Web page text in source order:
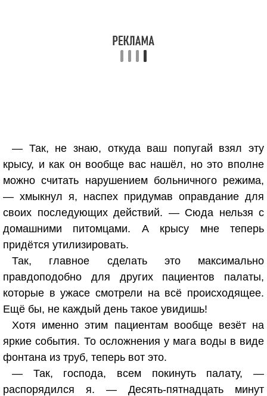
— Так, не знаю, откуда ваш попугай взял эту
крысу, и как он вообще вас нашёл, но это вполне
можно считать нарушением больничного режима,
— хмыкнул я, наспех придумав оправдание для
своих последующих действий. — Сюда нельзя с
домашними питомцами. А крысу мне теперь
придётся утилизировать.
Так, главное сделать это максимально
правдоподобно для других пациентов палаты,
которые в ужасе смотрели на всё происходящее.
Ещё бы, не каждый день такое увидишь!
Хотя именно этим пациентам вообще везёт на
яркие события. То осложнения у мага воды в виде
фонтана из труб, теперь вот это.
— Так, господа, всем покинуть палату, —
распорядился я. — Десять-пятнадцать минут